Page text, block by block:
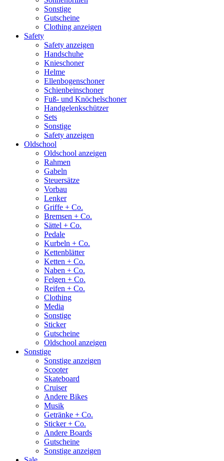
Sonstige
Gutscheine
Clothing anzeigen
Safety
Safety anzeigen
Handschuhe
Knieschoner
Helme
Ellenbogenschoner
Schienbeinschoner
Fuß- und Knöchelschoner
Handgelenkschützer
Sets
Sonstige
Safety anzeigen
Oldschool
Oldschool anzeigen
Rahmen
Gabeln
Steuersätze
Vorbau
Lenker
Griffe + Co.
Bremsen + Co.
Sättel + Co.
Pedale
Kurbeln + Co.
Kettenblätter
Ketten + Co.
Naben + Co.
Felgen + Co.
Reifen + Co.
Clothing
Media
Sonstige
Sticker
Gutscheine
Oldschool anzeigen
Sonstige
Sonstige anzeigen
Scooter
Skateboard
Cruiser
Andere Bikes
Musik
Getränke + Co.
Sticker + Co.
Andere Boards
Gutscheine
Sonstige anzeigen